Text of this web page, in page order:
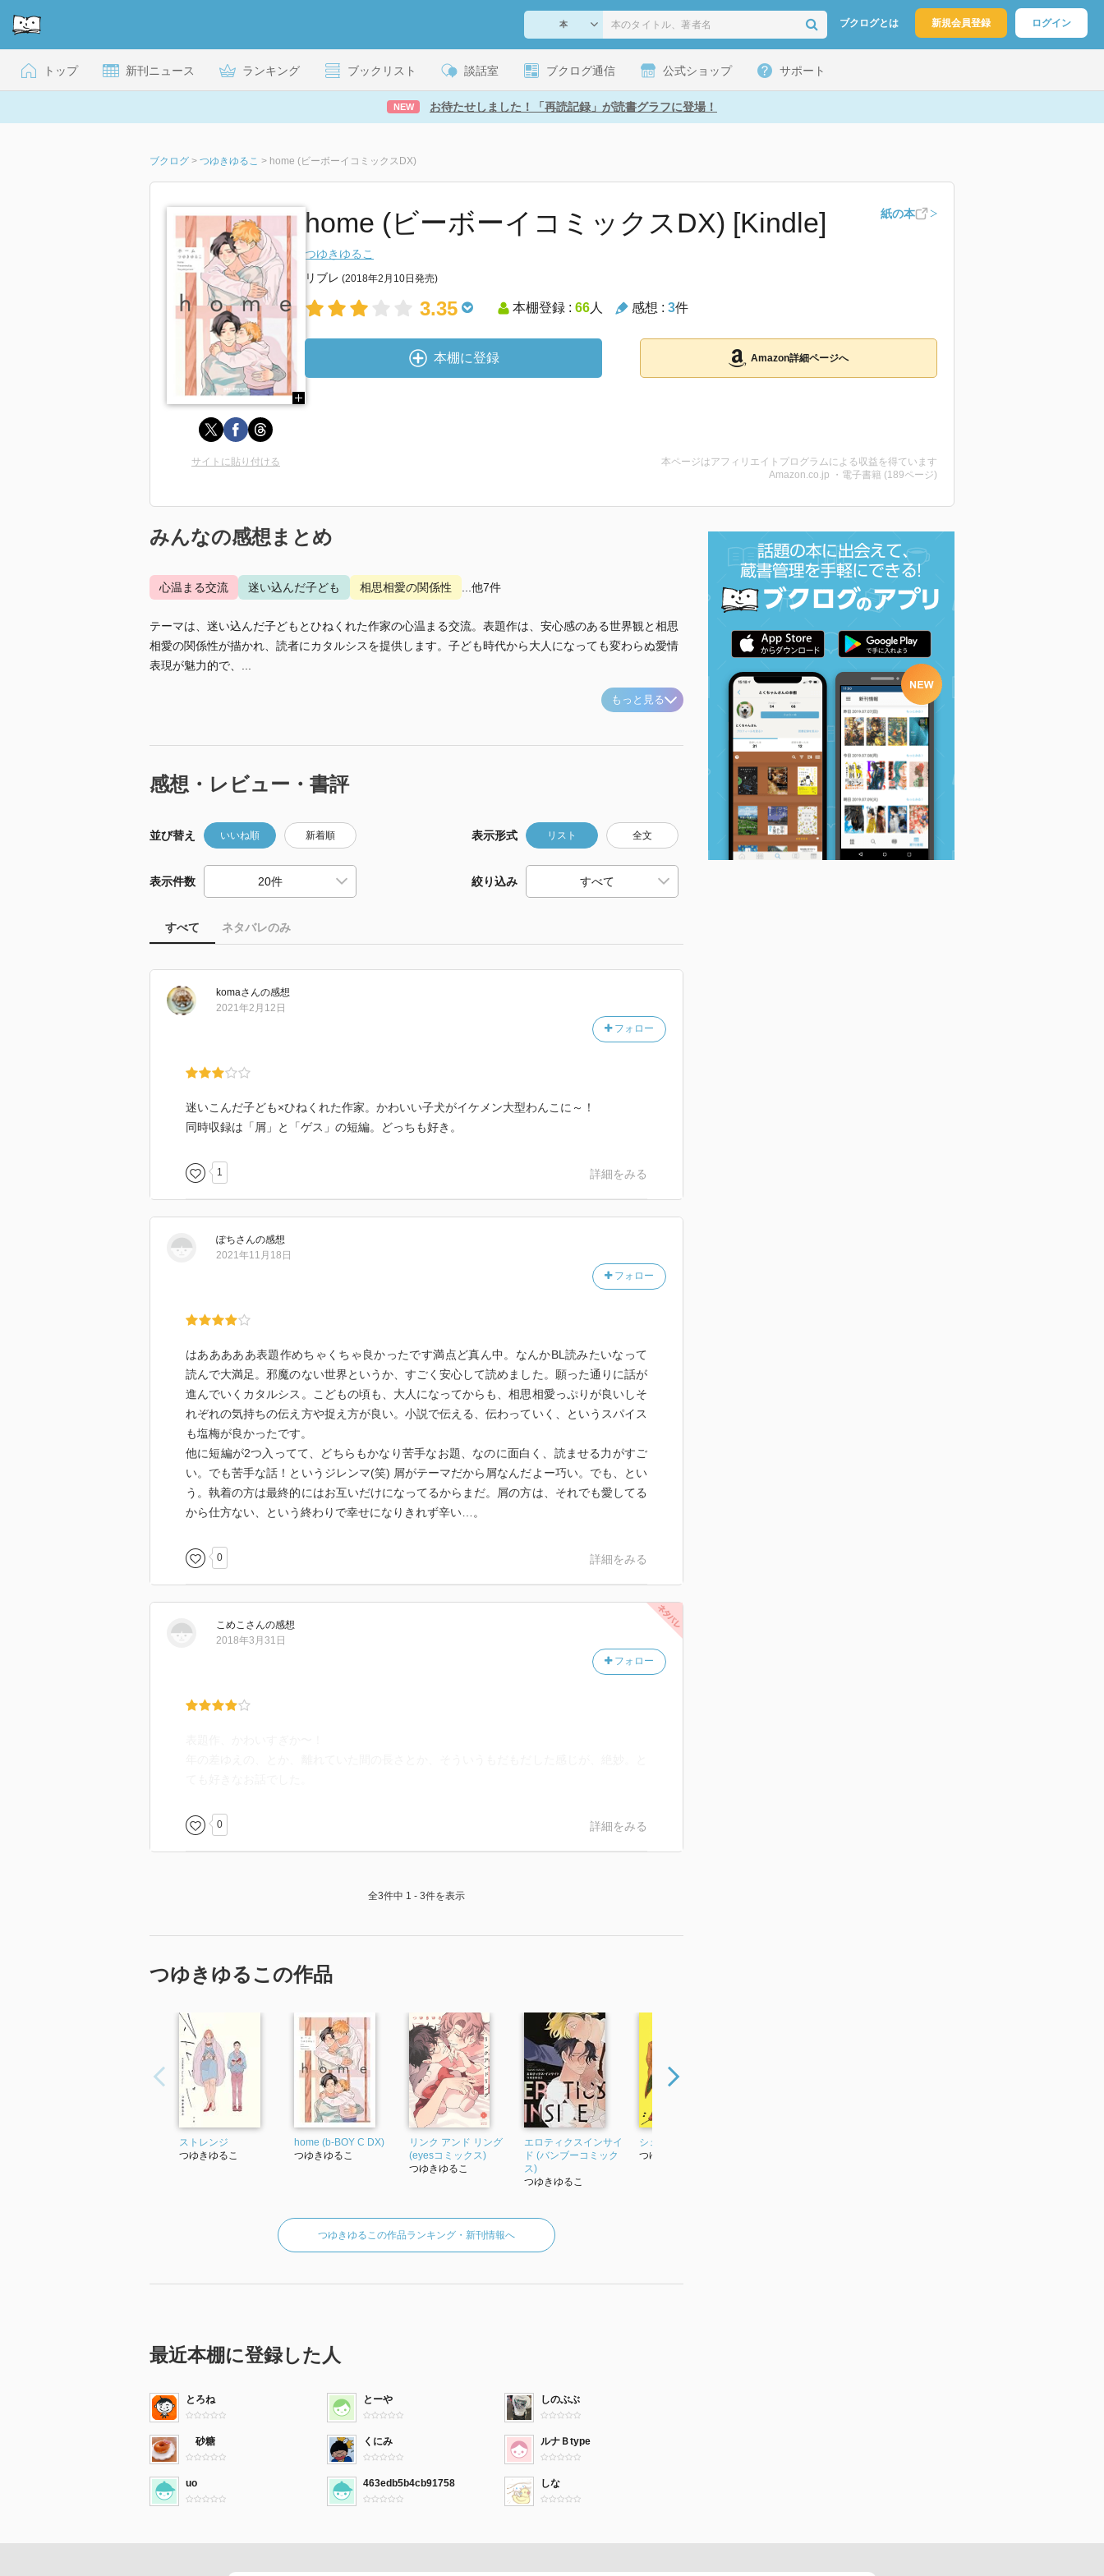
ブクログとは 新規会員登録 ログイン
トップ 新刊ニュース ランキング ブックリスト 談話室 ブクログ通信 公式ショップ サポート
NEW お待たせしました！「再読記録」が読書グラフに登場！
ブクログ > つゆきゆるこ > home (ビーボーイコミックスDX)
home (ビーボーイコミックスDX) [Kindle] 紙の本
つゆきゆるこ
リブレ (2018年2月10日発売)
3.35 本棚登録 : 66人 感想 : 3件
本棚に登録 Amazon詳細ページへ
サイトに貼り付ける
本ページはアフィリエイトプログラムによる収益を得ています
Amazon.co.jp ・電子書籍 (189ページ)
みんなの感想まとめ
心温まる交流 迷い込んだ子ども 相思相愛の関係性 ...他7件
テーマは、迷い込んだ子どもとひねくれた作家の心温まる交流。表題作は、安心感のある世界観と相思
相愛の関係性が描かれ、読者にカタルシスを提供します。子ども時代から大人になっても変わらぬ愛情
表現が魅力的で、...
もっと見る
感想・レビュー・書評
並び替え いいね順 新着順 表示形式 リスト 全文
表示件数 絞り込み
すべて ネタバレのみ
komaさんの感想
フォロー
2021年2月12日
迷いこんだ子ども×ひねくれた作家。かわいい子犬がイケメン大型わんこに～！
同時収録は「屑」と「ゲス」の短編。どっちも好き。
1 詳細をみる
ぽちさんの感想
フォロー
2021年11月18日
はあああああ表題作めちゃくちゃ良かったです満点ど真ん中。なんかBL読みたいなって
読んで大満足。邪魔のない世界というか、すごく安心して読めました。願った通りに話が
進んでいくカタルシス。こどもの頃も、大人になってからも、相思相愛っぷりが良いしそ
れぞれの気持ちの伝え方や捉え方が良い。小説で伝える、伝わっていく、というスパイス
も塩梅が良かったです。
他に短編が2つ入ってて、どちらもかなり苦手なお題、なのに面白く、読ませる力がすご
い。でも苦手な話！というジレンマ(笑) 屑がテーマだから屑なんだよー巧い。でも、とい
う。執着の方は最終的にはお互いだけになってるからまだ。屑の方は、それでも愛してる
から仕方ない、という終わりで幸せになりきれず辛い…。
0 詳細をみる
こめこ さんの感想
フォロー
2018年3月31日
0 詳細をみる
全3件中 1 - 3件を表示
つゆきゆるこの作品
ストレンジ
つゆきゆるこ
home (b-BOY C DX)
つゆきゆるこ
リンク アンド リング
(eyesコミックス)
つゆきゆるこ
エロティクスインサイ
ド (バンブーコミック
ス)
つゆきゆるこ
シェアーズ (1)
つゆきゆるこ
つゆきゆるこの作品ランキング・新刊情報へ
最近本棚に登録した人
とろね とーや しのぶぶ
砂糖 くにみ ルナＢtype
uo 463edb5b4cb91758 しな